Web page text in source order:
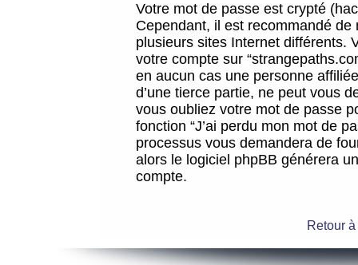
Votre mot de passe est crypté
Cependant, il est recommandé
plusieurs sites Internet différents.
votre compte sur
en aucun cas une personne
d’une tierce partie, ne peut vous
vous oubliez votre mot de passe
fonction “J’ai perdu mon mot de
processus vous demandera de
alors le logiciel phpBB générera
compte.
Retour